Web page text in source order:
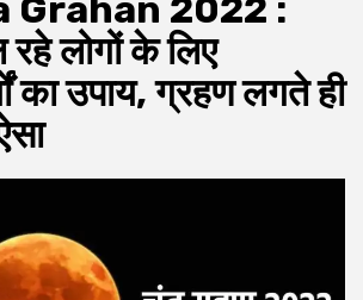
Grahan 2022 :
लोगों के लिए
का उपाय, ग्रहण लगते ही